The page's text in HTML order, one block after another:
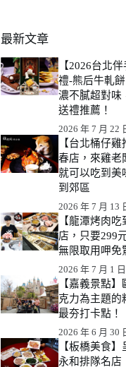
類
最新文章
【2026台北
禮-熊后牛軋
濃不膩超對味
送禮推薦！
2026 年 7 月 22
【台北桶仔
春店，來雞老
就可以吃到美
到郊區
2026 年 7 月 13
【龍潭烤肉吃
店，只要299
無限取用呷免
2026 年 7 月 1 日
【嘉義景點】
克力為主題的
最夯打卡點！
2026 年 6 月 30
【板橋美食】
永和排隊名店